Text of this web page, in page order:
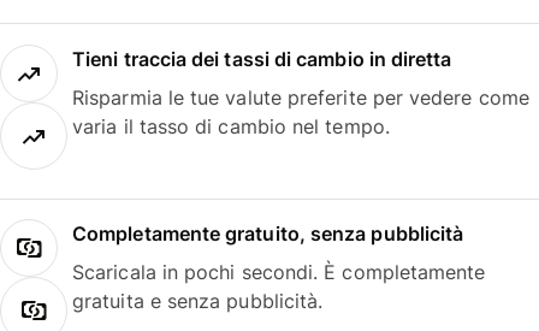
Tieni traccia dei tassi di cambio in diretta
Risparmia le tue valute preferite per vedere come
varia il tasso di cambio nel tempo.
Completamente gratuito, senza pubblicità
Scaricala in pochi secondi. È completamente
gratuita e senza pubblicità.